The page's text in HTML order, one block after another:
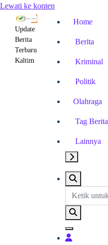
Lewati ke konten
Update
Berita
Terbaru
Kaltim
Home
Berita
Kriminal
Politik
Olahraga
Tag Berita
Lainnya